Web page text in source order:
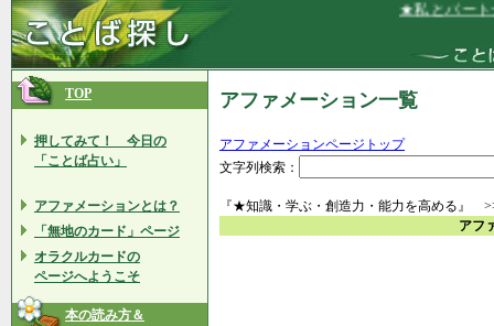
★私とパートナ
TOP
押してみて！ 今日の
「ことば占い」
アファメーションとは？
「無地のカード」ページ
オラクルカードの
ページへようこそ
本の読み方＆
アファメーション一覧
アファメーションページトップ
文字列検索：
『★知識・学ぶ・創造力・能力を高める』
アフ